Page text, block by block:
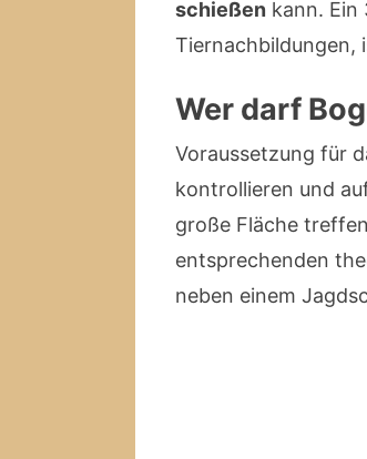
schießen kann. Ein
Tiernachbildungen,
Wer darf
Voraussetzung für
kontrollieren und
große Fläche
entsprechenden
neben einem